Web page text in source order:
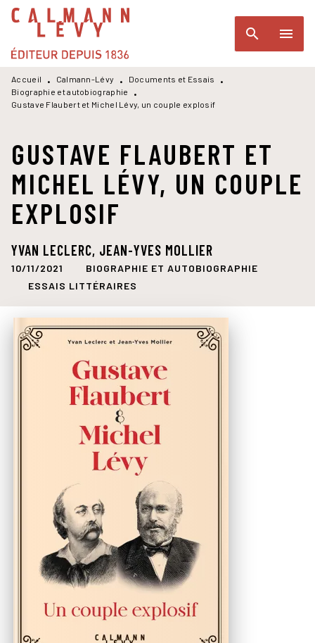
MENU RECHERCHE
PIED DE PAGE
search menu
Accueil • Calmann-Lévy • Documents et Essais
•
Biographie et autobiographie
•
Gustave Flaubert et Michel Lévy, un couple explosif
GUSTAVE FLAUBERT ET
MICHEL LÉVY, UN COUPLE
EXPLOSIF
YVAN LECLERC, JEAN-YVES MOLLIER
10/11/2021
BIOGRAPHIE ET AUTOBIOGRAPHIE
ESSAIS LITTÉRAIRES